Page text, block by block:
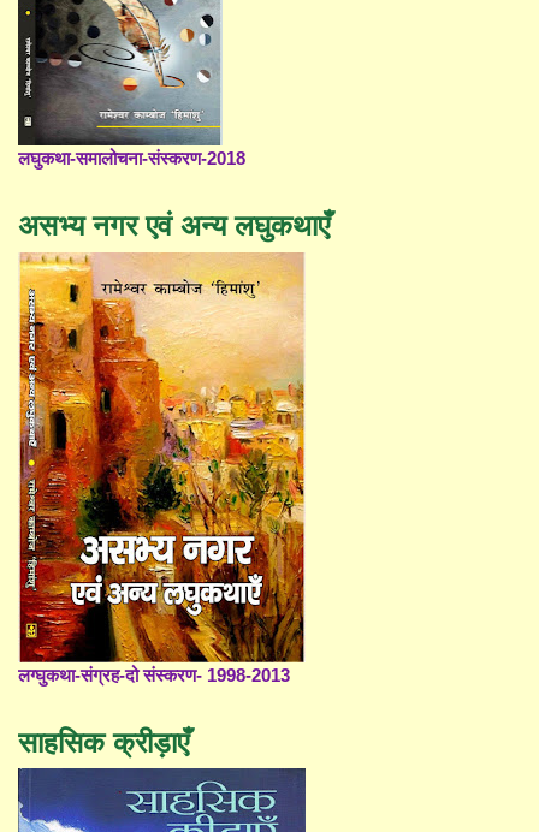
लघुकथा-समालोचना-संस्करण-2018
असभ्य नगर एवं अन्य लघुकथाएँ
लग्घुकथा-संग्रह-दो संस्करण- 1998-2013
साहसिक क्रीड़ाएँ